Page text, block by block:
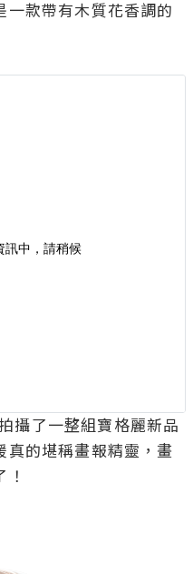
一款帶有木質花香調的
中，請稍候
攝了一整組寶格麗新品
真的堪稱畫報精靈，畫